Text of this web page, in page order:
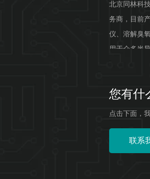
北京同林科
务商，目前
仪、溶解臭
用于众多半
您有什
点击下面，
联系